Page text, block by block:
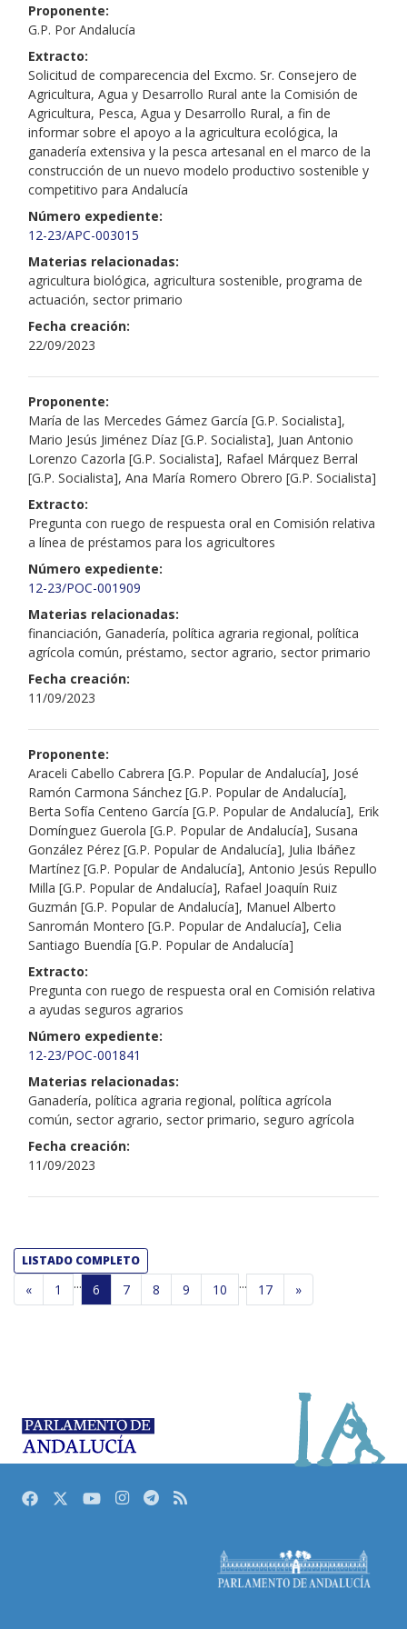
Proponente:
G.P. Por Andalucía
Extracto:
Solicitud de comparecencia del Excmo. Sr. Consejero de
Agricultura, Agua y Desarrollo Rural ante la Comisión de
Agricultura, Pesca, Agua y Desarrollo Rural, a fin de
informar sobre el apoyo a la agricultura ecológica, la
ganadería extensiva y la pesca artesanal en el marco de la
construcción de un nuevo modelo productivo sostenible y
competitivo para Andalucía
Número expediente:
12-23/APC-003015
Materias relacionadas:
agricultura biológica, agricultura sostenible, programa de
actuación, sector primario
Fecha creación:
22/09/2023
Proponente:
María de las Mercedes Gámez García [G.P. Socialista],
Mario Jesús Jiménez Díaz [G.P. Socialista], Juan Antonio
Lorenzo Cazorla [G.P. Socialista], Rafael Márquez Berral
[G.P. Socialista], Ana María Romero Obrero [G.P. Socialista]
Extracto:
Pregunta con ruego de respuesta oral en Comisión relativa
a línea de préstamos para los agricultores
Número expediente:
12-23/POC-001909
Materias relacionadas:
financiación, Ganadería, política agraria regional, política
agrícola común, préstamo, sector agrario, sector primario
Fecha creación:
11/09/2023
Proponente:
Araceli Cabello Cabrera [G.P. Popular de Andalucía], José
Ramón Carmona Sánchez [G.P. Popular de Andalucía],
Berta Sofía Centeno García [G.P. Popular de Andalucía], Erik
Domínguez Guerola [G.P. Popular de Andalucía], Susana
González Pérez [G.P. Popular de Andalucía], Julia Ibáñez
Martínez [G.P. Popular de Andalucía], Antonio Jesús Repullo
Milla [G.P. Popular de Andalucía], Rafael Joaquín Ruiz
Guzmán [G.P. Popular de Andalucía], Manuel Alberto
Sanromán Montero [G.P. Popular de Andalucía], Celia
Santiago Buendía [G.P. Popular de Andalucía]
Extracto:
Pregunta con ruego de respuesta oral en Comisión relativa
a ayudas seguros agrarios
Número expediente:
12-23/POC-001841
Materias relacionadas:
Ganadería, política agraria regional, política agrícola
común, sector agrario, sector primario, seguro agrícola
Fecha creación:
11/09/2023
LISTADO COMPLETO
« 1 ... 6 7 8 9 10 ... 17 »
FacebookTwitterYoutubeInstagram
Telegram
RSS